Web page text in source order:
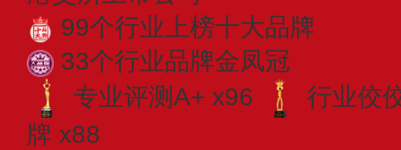
99个行业上榜十大品牌
33个行业品牌金凤冠
专业评测A+ x96
行业佼
牌 x88